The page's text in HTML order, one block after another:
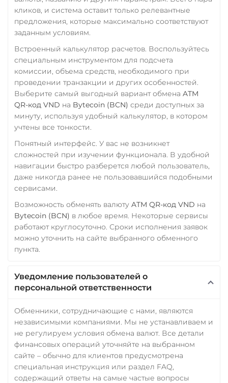
кликов, и система оставит только релевантные
предложения, которые максимально соответствуют
заданным условиям.
Встроенный калькулятор расчетов. Воспользуйтесь
специальным инструментом для подсчета
комиссии, объема средств, необходимого при
проведении транзакции и других особенностей.
Выберите самый выгодный вариант обмена ATM
QR-код VND на Bytecoin (BCN) среди доступных за
минуту, используя удобный калькулятор, в котором
учтены все тонкости.
Понятный интерфейс. У вас не возникнет
сложностей при изучении функционала. В удобной
навигации быстро разберется любой пользователь,
даже никогда ранее не пользовавшийся подобными
сервисами.
Возможность обменять валюту ATM QR-код VND на
Bytecoin (BCN) в любое время. Некоторые сервисы
работают круглосуточно. Сроки исполнения заявок
можно уточнить на сайте выбранного обменного
пункта.
Уведомление пользователей о
персональной ответственности
Обменники, сотрудничающие с нами, являются
независимыми компаниями. Мы не устанавливаем и
не регулируем условия обмена валют. Все детали
финансовых операций уточняйте на выбранном
сайте – обычно для клиентов предусмотрена
специальная инструкция или раздел FAQ,
содержащий ответы на самые частые вопросы